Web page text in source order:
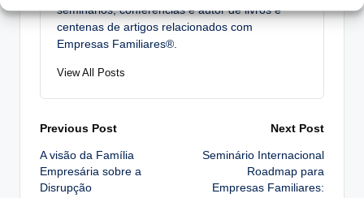
seminários, conferências e autor de livros e
centenas de artigos relacionados com
Empresas Familiares®.
View All Posts
Post
navigation
Previous Post
A visão da Família
Empresária sobre a
Disrupção
Next Post
Seminário Internacional
Roadmap para
Empresas Familiares: